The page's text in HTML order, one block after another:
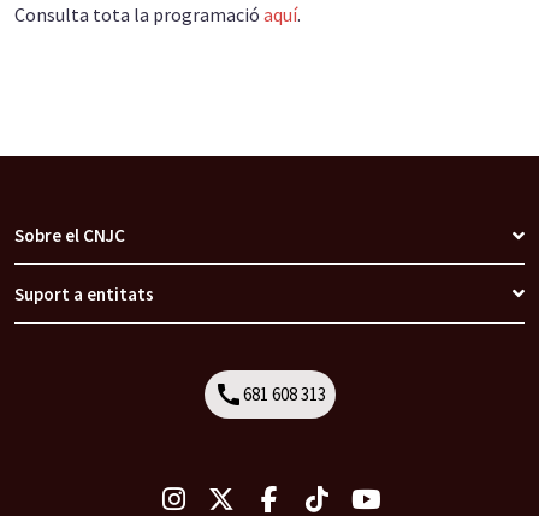
Consulta tota la programació aquí.
Sobre el CNJC
Suport a entitats
call Call
681 608 313